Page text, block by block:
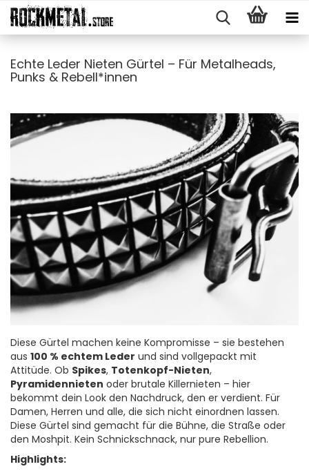
Echte Leder Nieten Gürtel – Für Metalheads,
Punks & Rebell*innen
Diese Gürtel machen keine Kompromisse – sie bestehen
aus 100 % echtem Leder und sind vollgepackt mit
Attitüde. Ob Spikes, Totenkopf-Nieten,
Pyramidennieten oder brutale Killernieten – hier
bekommt dein Look den Nachdruck, den er verdient. Für
Damen, Herren und alle, die sich nicht einordnen lassen.
Diese Gürtel sind gemacht für die Bühne, die Straße oder
den Moshpit. Kein Schnickschnack, nur pure Rebellion.
Highlights: